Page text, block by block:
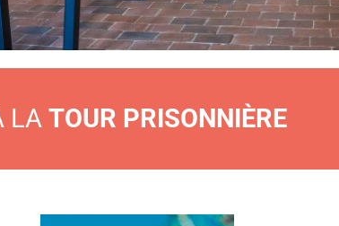
LA TOUR PRISONNIÈRE